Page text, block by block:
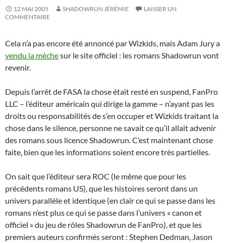
12 MAI 2005 SHADOWRUN JÉRÉMIE
LAISSER UN
COMMENTAIRE
Cela n’a pas encore été annoncé par Wizkids, mais Adam Jury a
vendu la mèchesur le site officiel : les romans Shadowrun vont
revenir.
Depuis l’arrêt de FASA la chose était resté en suspend, FanPro
LLC – l’éditeur américain qui dirige la gamme – n’ayant pas les
droits ou responsabilités de s’en occuper et Wizkids traitant la
chose dans le silence, personne ne savait ce qu’il allait advenir
des romans sous licence Shadowrun. C’est maintenant chose
faite, bien que les informations soient encore très partielles.
On sait que l’éditeur sera ROC (le même que pour les
précédents romans US), que les histoires seront dans un
univers parallèle et identique (en clair ce qui se passe dans les
romans n’est plus ce qui se passe dans l’univers « canon et
officiel » du jeu de rôles Shadowrun de FanPro), et que les
premiers auteurs confirmés seront : Stephen Dedman, Jason